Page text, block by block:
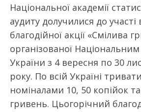
Національної академії
аудиту долучилися до участі
благодійної акції «Смілива
організованої
України з 4 вересня по 30
року. По всій Україні
номіналами 10, 50 копійок та
гривень. Цьогорічний